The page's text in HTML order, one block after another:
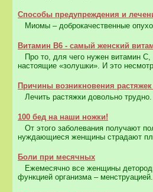
Способы предупреждения и
Миомы – доброкачественные
Витамин B6 - самый женский
Про то, для чего нужен витамин
настоящие «золушки». И это
Причины возникновения
Лечить растяжки довольно
100 бед на наши ножки!
От этого заболевания получают
нуждающиеся женщины страдают
Боли при месячных
Ежемесячно все женщины
функцией организма –